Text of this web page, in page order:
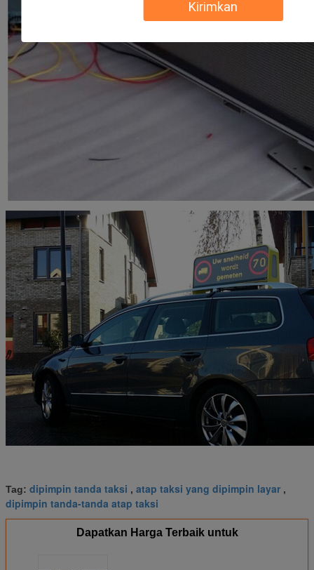
Kirimkan
Tag: dipimpin tanda taksi , atap taksi yang dipimpin layar ,
dipimpin tanda-tanda atap taksi
Dapatkan Harga Terbaik untuk